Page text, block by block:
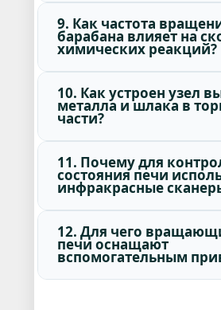
9. Как частота
барабана влияет на
химических реакций?
10. Как устроен узел
металла и шлака в
части?
11. Почему для
состояния печи
инфракрасные
12. Для чего
печи оснащают
вспомогательным